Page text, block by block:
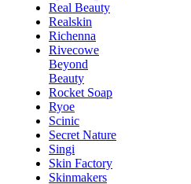
Real Beauty
Realskin
Richenna
Rivecowe
Beyond
Beauty
Rocket Soap
Ryoe
Scinic
Secret Nature
Singi
Skin Factory
Skinmakers